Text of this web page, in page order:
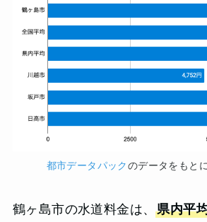
都市データパックのデータをもと
鶴ヶ島市の水道料金は、県内平